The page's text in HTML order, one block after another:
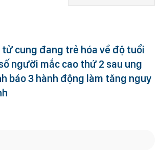
cung đang trẻ hóa về độ tuổi
người mắc cao thứ 2 sau ung
báo 3 hành động làm tăng nguy